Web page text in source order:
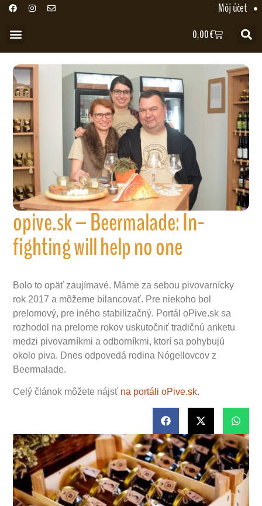
Môj účet
0,00€
opive.sk – Beermalade: In-
fighting will help no one
Bolo to opäť zaujímavé. Máme za sebou pivovarnícky
rok 2017 a môžeme bilancovať. Pre niekoho bol
prelomový, pre iného stabilizačný. Portál oPive.sk sa
rozhodol na prelome rokov uskutočniť tradičnú anketu
medzi pivovarníkmi a odborníkmi, ktorí sa pohybujú
okolo piva. Dnes odpovedá rodina Nógellovcov z
Beermalade.
Celý článok môžete nájsť na portáli oPive.sk.